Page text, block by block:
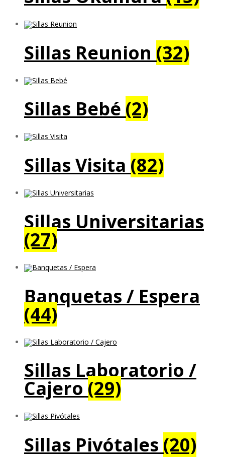
Sillas Reunion (32)
Sillas Bebé (2)
Sillas Visita (82)
Sillas Universitarias
(27)
Banquetas / Espera
(44)
Sillas Laboratorio /
Cajero (29)
Sillas Pivótales (20)